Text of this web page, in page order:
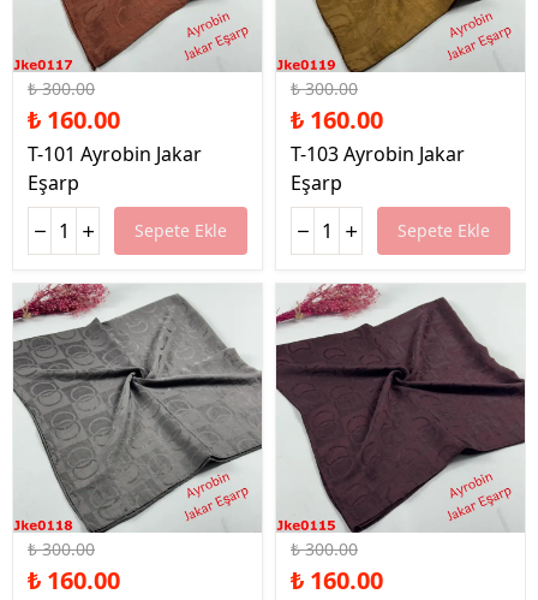
%47 İndirim
₺ 300.00
₺ 160.00
T-101 Ayrobin Jakar
Eşarp
Sepete Ekle
%47 İndirim
₺ 300.00
₺ 160.00
T-103 Ayrobin Jakar
Eşarp
Sepete Ekle
%47 İndirim
₺ 300.00
₺ 160.00
%47 İndirim
₺ 300.00
₺ 160.00